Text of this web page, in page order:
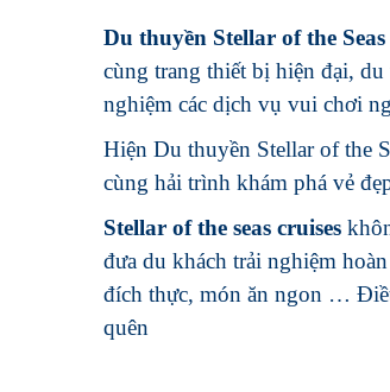
Du thuyền Stellar of the Seas
cùng trang thiết bị hiện đại,
nghiệm các dịch vụ vui chơi
Hiện Du thuyền Stellar of the
cùng hải trình khám phá vẻ
Stellar of the seas cruises
đưa du khách trải nghiệm
đích thực, món ăn ngon …
quên